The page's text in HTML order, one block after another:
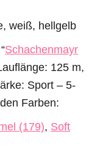
weiß, hellgelb
Schachenmayr
125 m,
Sport – 5-
Farben:
(179), Soft